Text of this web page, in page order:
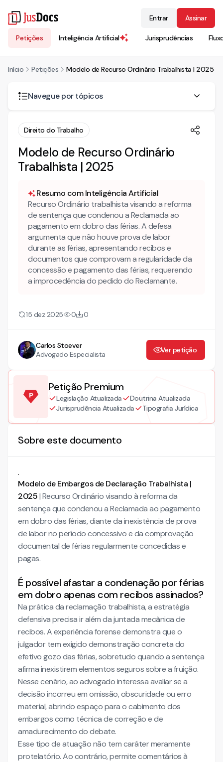
Petições Inteligência Artificial Jurisprudências
Entrar Assinar
Início Petições Modelo de Recurso Ordinário Trabalhista | 2025
Navegue por tópicos
É possível afastar a condenação por férias em dobro
apenas com recibos assinados?
Como discutir férias em dobro quando faltam controles
de jornada?
Conheça também nossa INTELIGÊNCIA ARTIFICIAL!
RECURSO ORDINÁRIO
Direito do Trabalho
Modelo de Recurso Ordinário
Trabalhista | 2025
Resumo com Inteligência Artificial
Recurso Ordinário trabalhista visando a reforma
de sentença que condenou a Reclamada ao
pagamento em dobro das férias. A defesa
argumenta que não houve prova de labor
durante as férias, apresentando recibos e
documentos que comprovam a regularidade da
concessão e pagamento das férias, requerendo
a improcedência do pedido do Reclamante.
15 dez 2025 0 0
Carlos Stoever
Advogado Especialista
Ver petição
Petição Premium
Legislação Atualizada
Doutrina Atualizada
Jurisprudência Atualizada
Tipografia Jurídica
Sobre este documento
.
Modelo de Embargos de Declaração Trabalhista |
2025| Recurso Ordinário visando à reforma da
sentença que condenou a Reclamada ao pagamento
em dobro das férias, diante da inexistência de prova
de labor no período concessivo e da comprovação
documental de férias regularmente concedidas e
pagas.
É possível afastar a condenação por férias
em dobro apenas com recibos assinados?
Na prática da reclamação trabalhista, a estratégia
defensiva precisa ir além da juntada mecânica de
recibos. A experiência forense demonstra que o
julgador tem exigido demonstração concreta do
efetivo gozo das férias, sobretudo quando a sentença
afirma inexistirem elementos seguros sobre a fruição.
Nesse cenário, ao advogado interessa avaliar se a
decisão incorreu em omissão, obscuridade ou erro
material, abrindo espaço para o cabimento dos
embargos como técnica de correção e de
amadurecimento do debate.
Esse tipo de atuação não tem caráter meramente
protelatório. Ao contrário, permite comentários à